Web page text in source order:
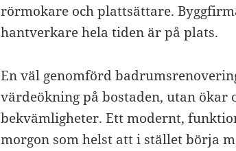
rörmokare och plattsättare.
hantverkare hela tiden är på plats.
En väl genomförd
värdeökning på bostaden, utan ökar
bekvämligheter. Ett modernt,
morgon som helst att i stället börja